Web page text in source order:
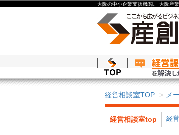
大阪の中小企業支援機関。 大阪産
経営相談室TOP メ
経営相談室top 経